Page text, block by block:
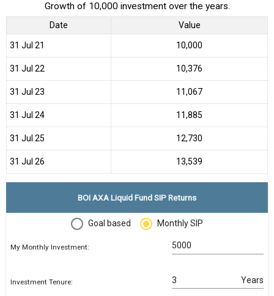
Growth of 10,000 investment over the years.
Date Value
31 Jul 21 ₹10,000
31 Jul 22 ₹10,376
31 Jul 23 ₹11,067
31 Jul 24 ₹11,885
31 Jul 25 ₹12,730
31 Jul 26 ₹13,539
BOI AXA Liquid Fund SIP Returns
Goal based Monthly SIP
My Monthly Investment:
Investment Tenure: Years